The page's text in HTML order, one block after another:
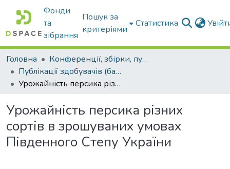
Фонди
та
зібрання
Пошук за
критеріями
Статистика
Головна
Конференції, збірки, публікації молодих вчених і здобувачів : магістрів, бакалаврів, аспірантів.
Публікації здобувачів (бакалаврів. магістрів, аспірантів)
Урожайність персика різних сортів в зрошуваних умовах Південного Степу України
Урожайність персика різних
сортів в зрошуваних умовах
Південного Степу України